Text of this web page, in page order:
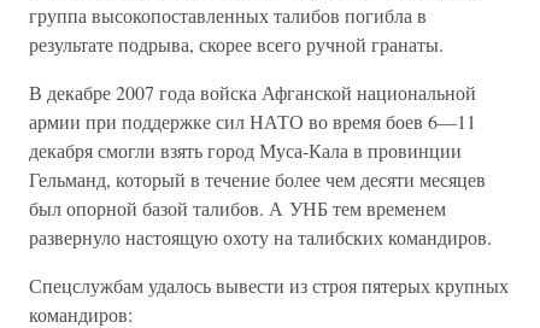
группа высокопоставленных талибов погибла в
результате подрыва, скорее всего ручной гранаты.
В декабре 2007 года войска Афганской национальной
армии при поддержке сил НАТО во время боев 6—11
декабря смогли взять город Муса-Кала в провинции
Гельманд, который в течение более чем десяти месяцев
был опорной базой талибов. А УНБ тем временем
развернуло настоящую охоту на талибских командиров.
Спецслужбам удалось вывести из строя пятерых крупных
командиров: